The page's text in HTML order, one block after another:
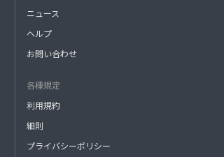
ニュース
ヘルプ
お問い合わせ
各種規定
利用規約
細則
プライバシーポリシー